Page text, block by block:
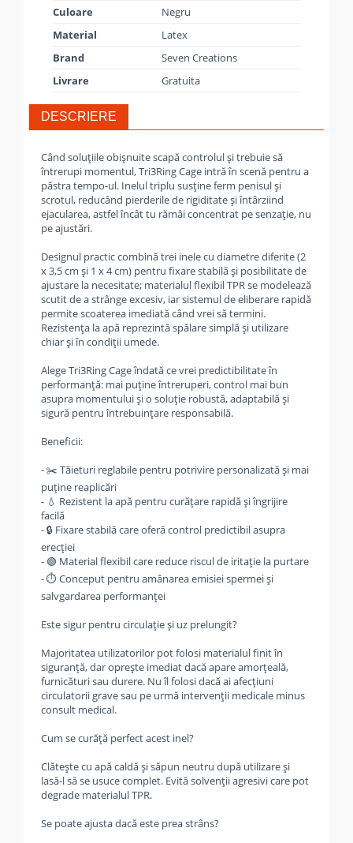
Culoare
Negru
Material
Latex
Brand
Seven Creations
Livrare
Gratuita
DESCRIERE
Când soluțiile obișnuite scapă controlul și trebuie să
întrerupi momentul, Tri3Ring Cage intră în scenă pentru a
păstra tempo-ul. Inelul triplu susține ferm penisul și
scrotul, reducând pierderile de rigiditate și întârziind
ejacularea, astfel încât tu rămâi concentrat pe senzație, nu
pe ajustări.
Designul practic combină trei inele cu diametre diferite (2
x 3,5 cm și 1 x 4 cm) pentru fixare stabilă și posibilitate de
ajustare la necesitate; materialul flexibil TPR se modelează
scutit de a strânge excesiv, iar sistemul de eliberare rapidă
permite scoaterea imediată când vrei să termini.
Rezistența la apă reprezintă spălare simplă și utilizare
chiar și în condiții umede.
Alege Tri3Ring Cage îndată ce vrei predictibilitate în
performanță: mai puține întreruperi, control mai bun
asupra momentului și o soluție robustă, adaptabilă și
sigură pentru întrebuințare responsabilă.
Beneficii:
- ✂️ Tăieturi reglabile pentru potrivire personalizată și mai
puține reaplicări
- 💧 Rezistent la apă pentru curățare rapidă și îngrijire
facilă
- 🔒 Fixare stabilă care oferă control predictibil asupra
erecției
- 🟢 Material flexibil care reduce riscul de iritație la purtare
- ⏱️ Conceput pentru amânarea emisiei spermei și
salvgardarea performanței
Este sigur pentru circulație și uz prelungit?
Majoritatea utilizatorilor pot folosi materialul finit în
siguranță, dar oprește imediat dacă apare amorțeală,
furnicături sau durere. Nu îl folosi dacă ai afecțiuni
circulatorii grave sau pe urmă intervenții medicale minus
consult medical.
Cum se curăță perfect acest inel?
Clătește cu apă caldă și săpun neutru după utilizare și
lasă-l să se usuce complet. Evită solvenții agresivi care pot
degrade materialul TPR.
Se poate ajusta dacă este prea strâns?